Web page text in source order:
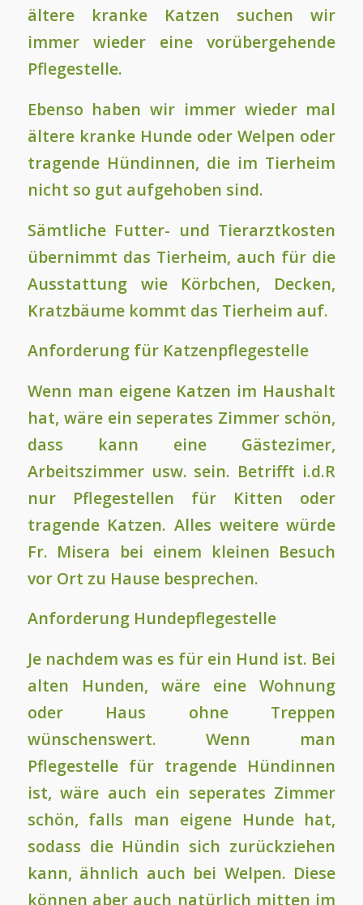
ältere kranke Katzen suchen wir
immer wieder eine vorübergehende
Pflegestelle.
Ebenso haben wir immer wieder mal
ältere kranke Hunde oder Welpen oder
tragende Hündinnen, die im Tierheim
nicht so gut aufgehoben sind.
Sämtliche Futter- und Tierarztkosten
übernimmt das Tierheim, auch für die
Ausstattung wie Körbchen, Decken,
Kratzbäume kommt das Tierheim auf.
Anforderung für Katzenpflegestelle
Wenn man eigene Katzen im Haushalt
hat, wäre ein seperates Zimmer schön,
dass kann eine Gästezimer,
Arbeitszimmer usw. sein. Betrifft i.d.R
nur Pflegestellen für Kitten oder
tragende Katzen. Alles weitere würde
Fr. Misera bei einem kleinen Besuch
vor Ort zu Hause besprechen.
Anforderung Hundepflegestelle
Je nachdem was es für ein Hund ist. Bei
alten Hunden, wäre eine Wohnung
oder Haus ohne Treppen
wünschenswert. Wenn man
Pflegestelle für tragende Hündinnen
ist, wäre auch ein seperates Zimmer
schön, falls man eigene Hunde hat,
sodass die Hündin sich zurückziehen
kann, ähnlich auch bei Welpen. Diese
können aber auch natürlich mitten im